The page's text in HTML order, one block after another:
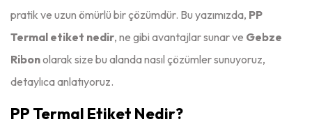
pratik ve uzun ömürlü bir çözümdür. Bu yazımızda, PP
Termal etiket nedir, ne gibi avantajlar sunar ve Gebze
Ribonolarak size bu alanda nasıl çözümler sunuyoruz,
detaylıca anlatıyoruz.
PP Termal Etiket Nedir?